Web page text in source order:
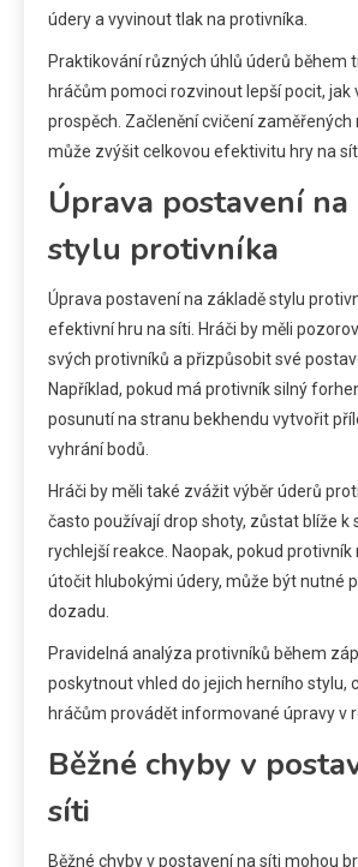
údery a vyvinout tlak na protivníka.
Praktikování různých úhlů úderů během
hráčům pomoci rozvinout lepší pocit, jak
prospěch. Začlenění cvičení zaměřených
může zvýšit celkovou efektivitu hry na
Úprava postavení
stylu protivníka
Úprava postavení na základě stylu
efektivní hru na síti. Hráči by měli
svých protivníků a přizpůsobit své
Například, pokud má protivník silný
posunutí na stranu bekhendu vytvořit
vyhrání bodů.
Hráči by měli také zvážit výběr úderů
často používají drop shoty, zůstat blíže k
rychlejší reakce. Naopak, pokud
útočit hlubokými údery, může být nutné
dozadu.
Pravidelná analýza protivníků během
poskytnout vhled do jejich herního stylu,
hráčům provádět informované úpravy v
Běžné chyby v
síti
Běžné chyby v postavení na síti mohou